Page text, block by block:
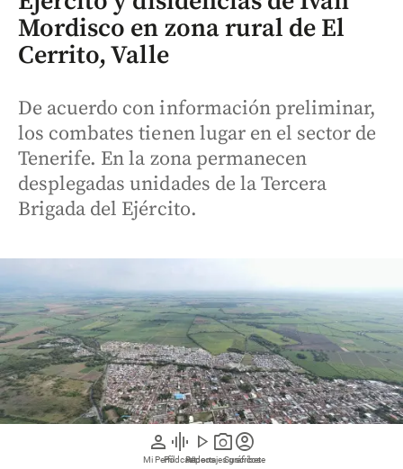
person
Mi Perfil
graphic_eq
Pódcast
play_arrow
Videos
photo_camera
Reportajes gráficos
account_circle
Suscríbete
Mordisco en zona rural de El
Cerrito, Valle
De acuerdo con información preliminar,
los combates tienen lugar en el sector de
Tenerife. En la zona permanecen
desplegadas unidades de la Tercera
Brigada del Ejército.